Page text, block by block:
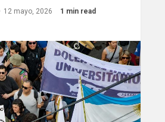
12 mayo, 2026 1 min read